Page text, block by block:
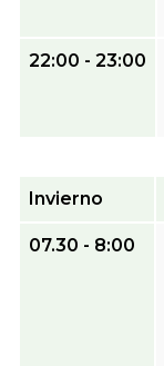
22:00 - 23:00
Invierno
07.30 - 8:00